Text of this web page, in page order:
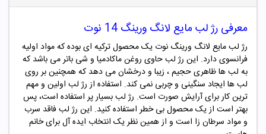
معرفی رژ لب مایع لانگ ورینگ 14 نوت
رژ لب مایع لانگ ورینگ نوت یک محصول ترکیه ای بوده که مواد اولیه
فرانسوی دارد. این رژ لب حاوی روغن ماکادمیا و شی باتر می باشد که
به لب ها ظاهری حجیم ، زیبا و درخشان می دهد که همچنین بر روی
لب ها ایجاد سنگینی و چربی نمی کند. استفاده از رژ لب اولین و مهم
ترین کار برای آرایش صورت است. رژ لب بسیار پر استفاده است، پس
بهتر است از یک محصول بی خطر استفاده کنید. این رژ لب فاقد سرب
و مواد سرطان زا است و از همین نظر یک انتخاب ایده آل برای خانم